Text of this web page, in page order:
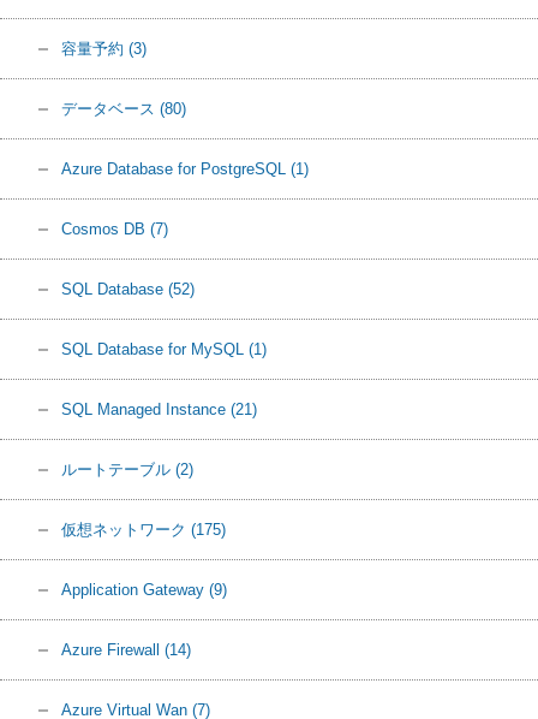
容量予約 (3)
データベース (80)
Azure Database for PostgreSQL (1)
Cosmos DB (7)
SQL Database (52)
SQL Database for MySQL (1)
SQL Managed Instance (21)
ルートテーブル (2)
仮想ネットワーク (175)
Application Gateway (9)
Azure Firewall (14)
Azure Virtual Wan (7)